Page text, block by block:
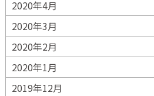
2020年4月
2020年3月
2020年2月
2020年1月
2019年12月